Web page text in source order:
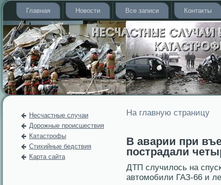
Главная Новости Все записи Контакты
Несчастные случаи
Дорожные происшествия
Катастрофы
Стихийные бедствия
Карта сайта
На главную страницу
В аварии при
пострадали
ДТП случилοсь на
автомобили ГАЗ-66 и